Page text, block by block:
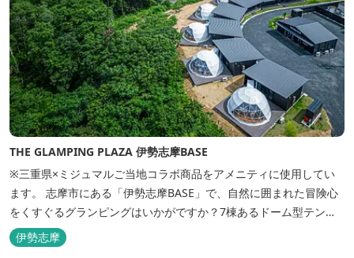
THE GLAMPING PLAZA 伊勢志摩BASE
※三重県×ミジュマルご当地コラボ商品をアメニティに使用してい
ます。 志摩市にある「伊勢志摩BASE」で、自然に囲まれた冒険心
をくすぐるグランピングはいかがですか？7棟あるドーム型テント
での宿泊やFREE BARのサービス、伊勢志摩の特産を使ったBBQ
が、楽しいひとときを演出します。温暖な伊勢志摩で、特別なリゾ
伊勢志摩